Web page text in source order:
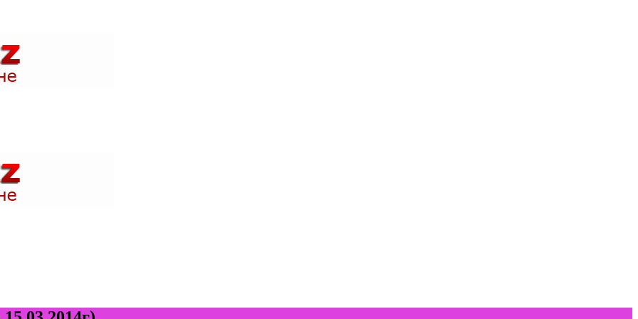
в магазинах вашего города и быть в курсе где проходят новые акции и скидки.
в магазинах вашего города и быть в курсе где проходят новые акции и скидки.